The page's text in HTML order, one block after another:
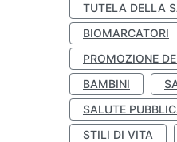
TUTELA DELLA
BIOMARCATORI
PROMOZIONE
BAMBINI
SALUTE
STILI DI VITA